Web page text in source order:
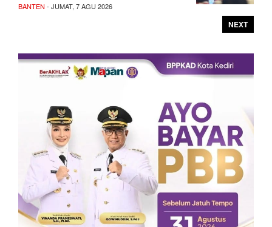
BANTEN - JUMAT, 7 AGU 2026
NEXT